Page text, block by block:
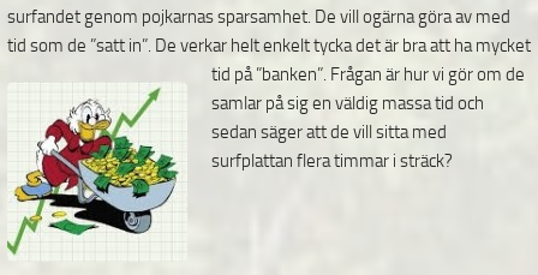
surfandet genom pojkarnas sparsamhet. De vill ogärna göra av med
tid som de ”satt in”. De verkar helt enkelt tycka det är bra att ha mycket
tid på ”banken”. Frågan är hur vi gör om de
samlar på sig en väldig massa tid och
sedan säger att de vill sitta med
surfplattan flera timmar i sträck?